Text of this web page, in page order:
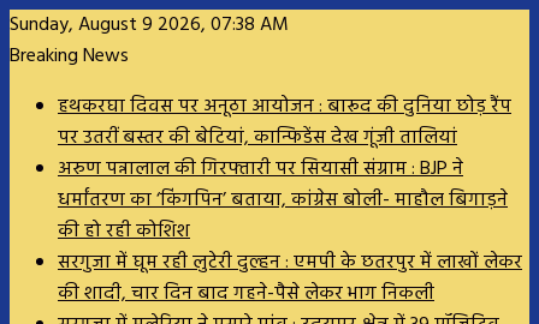
Sunday, August 9 2026, 07:38 AM
Breaking News
हथकरघा दिवस पर अनूठा आयोजन : बारूद की दुनिया छोड़ रैंप
पर उतरीं बस्तर की बेटियां, कान्फिडेंस देख गूंजी तालियां
अरुण पन्नालाल की गिरफ्तारी पर सियासी संग्राम : BJP ने
धर्मांतरण का ‘किंगपिन’ बताया, कांग्रेस बोली- माहौल बिगाड़ने
की हो रही कोशिश
सरगुजा में घूम रही लुटेरी दुल्हन : एमपी के छतरपुर में लाखों लेकर
की शादी, चार दिन बाद गहने-पैसे लेकर भाग निकली